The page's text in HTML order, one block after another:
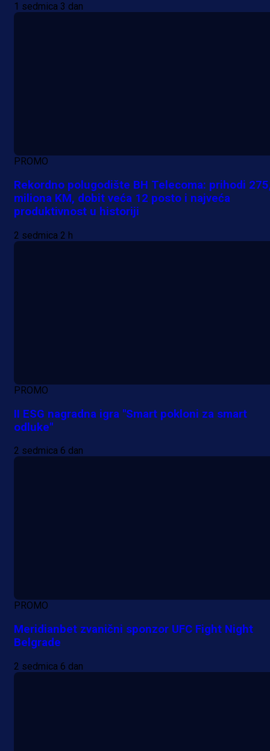
1 sedmica 3 dan
PROMO
Rekordno polugodište BH Telecoma: prihodi
miliona KM, dobit veća 12 posto i najveća
produktivnost u historiji
2 sedmica 2 h
PROMO
II ESG nagradna igra "Smart pokloni za smart
odluke"
2 sedmica 6 dan
PROMO
Meridianbet zvanični sponzor UFC Fight Night
Belgrade
2 sedmica 6 dan